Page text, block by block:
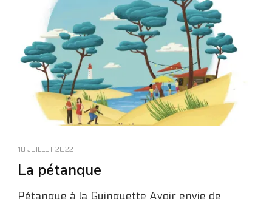
18 JUILLET 2022
La pétanque
Pétanque à la Guinguette Avoir envie de